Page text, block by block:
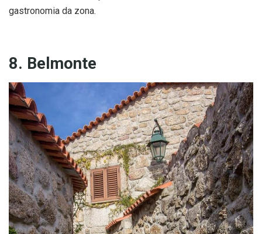
gastronomia da zona.
8. Belmonte